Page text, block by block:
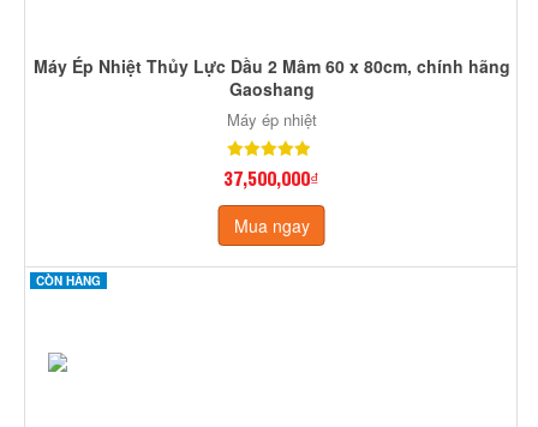
Máy Ép Nhiệt Thủy Lực Dầu 2 Mâm 60 x 80cm, chính hãng
Gaoshang
Máy ép nhiệt
37,500,000₫
Mua ngay
CÒN HÀNG